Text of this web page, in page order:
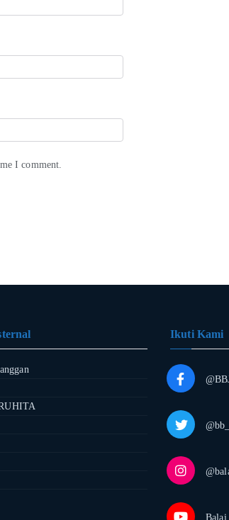
Ikuti Kami
Balai